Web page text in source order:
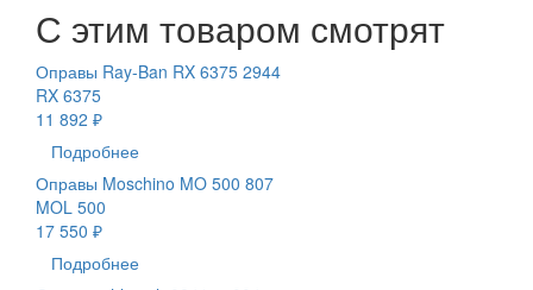
С этим товаром смотрят
Оправы Ray-Ban RX 6375 2944
RX 6375
11 892 ₽
Подробнее
Оправы Moschino MO 500 807
MOL 500
17 550 ₽
Подробнее